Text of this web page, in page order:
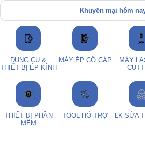
Khuyến mại hôm
DỤNG CỤ &
THIẾT BỊ ÉP KÍNH
MÁY ÉP CỔ CÁP
MÁY
THIẾT BỊ PHẦN
MỀM
TOOL HỖ TRỢ LK SỬA